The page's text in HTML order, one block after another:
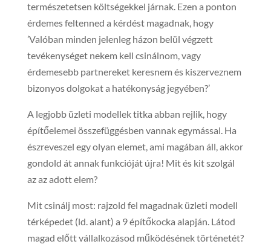
természetetsen költségekkel járnak. Ezen a ponton
érdemes feltenned a kérdést magadnak, hogy
’Valóban minden jelenleg házon belül végzett
tevékenységet nekem kell csinálnom, vagy
érdemesebb partnereket keresnem és kiszerveznem
bizonyos dolgokat a hatékonyság jegyében?’
A legjobb üzleti modellek titka abban rejlik, hogy
építőelemei összefüggésben vannak egymással. Ha
észreveszel egy olyan elemet, ami magában áll, akkor
gondold át annak funkcióját újra! Mit és kit szolgál
az az adott elem?
Mit csinálj most: rajzold fel magadnak üzleti modell
térképedet (ld. alant) a 9 építőkocka alapján. Látod
magad előtt vállalkozásod működésének történetét?